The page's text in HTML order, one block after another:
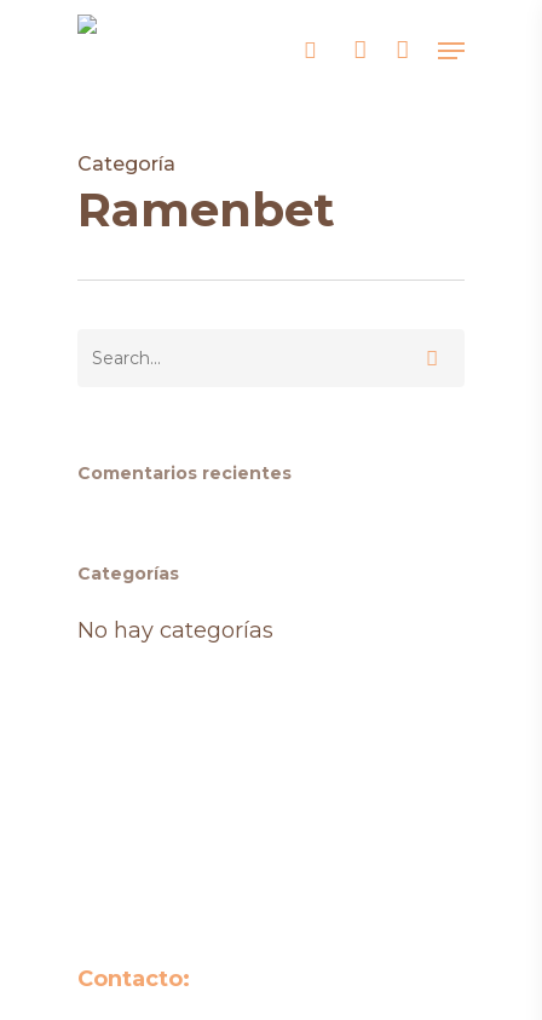
searchaccount
Menu
Categoría
Ramenbet
Comentarios recientes
Categorías
No hay categorías
Contacto: